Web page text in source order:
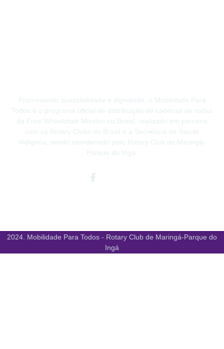
Promovendo acessibilidade e dignidade, o Mobilidade Para
Todos é o programa oficial de distribuição de cadeiras de rodas
da Free Wheelchair Mission no Brasil, realizado em parceria
com os Rotary Clubs do Brasil e a Secretaria de Saúde
Indígena, sendo coordenado pelo Rotary Club de Maringá-
Parque do Ingá.
Facebook-
2024. Mobilidade Para Todos - Rotary Club de Maringá-Parque do
Ingá